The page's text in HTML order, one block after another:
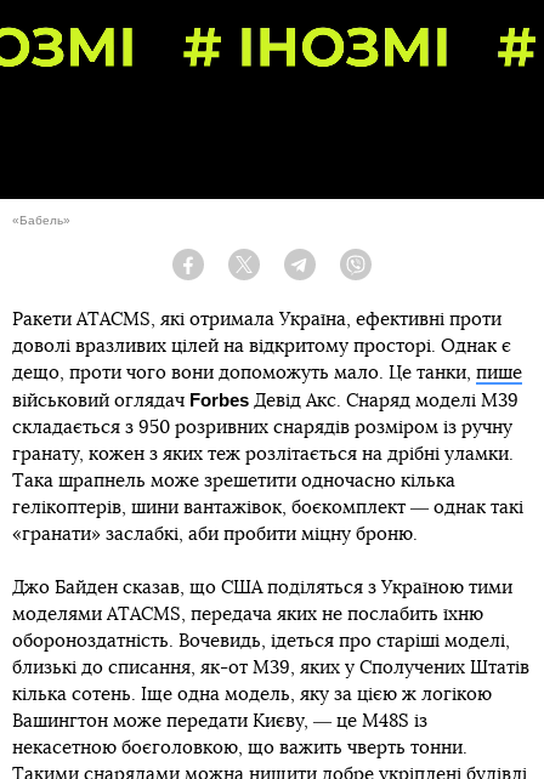
«Бабель»
Facebook Twitter Telegram
Ракети ATACMS, які отримала Україна, ефективні проти
доволі вразливих цілей на відкритому просторі. Однак є
дещо, проти чого вони допоможуть мало. Це танки, пише
військовий оглядач Forbes Девід Акс. Снаряд моделі М39
складається з 950 розривних снарядів розміром із ручну
гранату, кожен з яких теж розлітається на дрібні уламки.
Така шрапнель може зрешетити одночасно кілька
гелікоптерів, шини вантажівок, боєкомплект ― однак такі
«гранати» заслабкі, аби пробити міцну броню.
Джо Байден сказав, що США поділяться з Україною тими
моделями ATACMS, передача яких не послабить їхню
обороноздатність. Вочевидь, ідеться про старіші моделі,
близькі до списання, як-от M39, яких у Сполучених Штатів
кілька сотень. Іще одна модель, яку за цією ж логікою
Вашингтон може передати Києву, ― це М48S із
некасетною боєголовкою, що важить чверть тонни.
Такими снарядами можна нищити добре укріплені будівлі.